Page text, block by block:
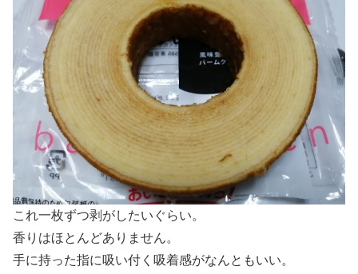
これ一枚ずつ剥がしたいぐらい。
香りはほとんどありません。
手に持った指に吸い付く吸着感がなんともいい。